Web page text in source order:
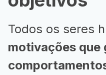
Todos os seres
motivações que